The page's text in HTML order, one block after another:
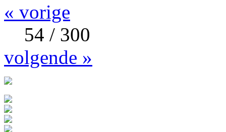
« vorige
54 / 300
volgende »